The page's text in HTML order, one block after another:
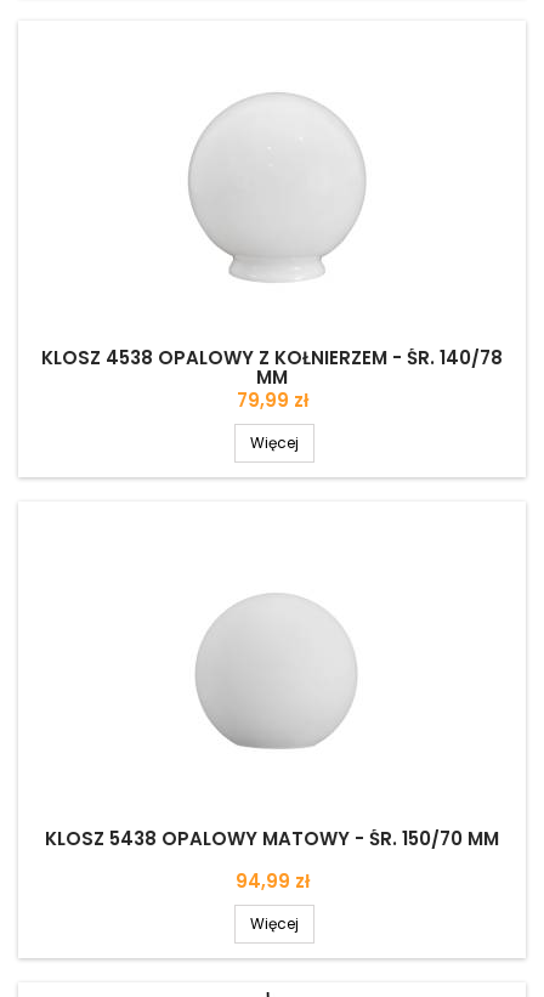
KLOSZ 4538 OPALOWY Z KOŁNIERZEM - ŚR. 140/78
MM
Cena
79,99 zł
Więcej
KLOSZ 5438 OPALOWY MATOWY - ŚR. 150/70 MM
Cena
94,99 zł
Więcej